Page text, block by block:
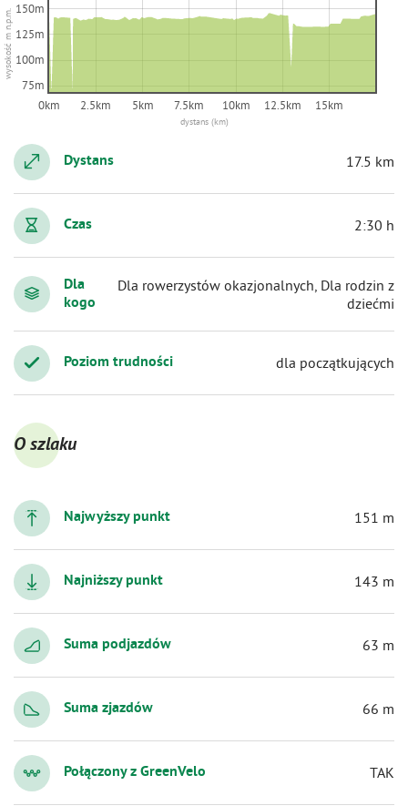
dystans (km)
wysokość m n.p.m.
0km 2.5km 5km 7.5km 10km 12.5km 15km
75m
100m
125m
150m
Dystans 17.5 km
Czas 2:30 h
Dla
kogo
Dla rowerzystów okazjonalnych, Dla rodzin z
dziećmi
Poziom trudności dla początkujących
O szlaku
Najwyższy punkt 151 m
Najniższy punkt 143 m
Suma podjazdów 63 m
Suma zjazdów 66 m
Połączony z GreenVelo TAK